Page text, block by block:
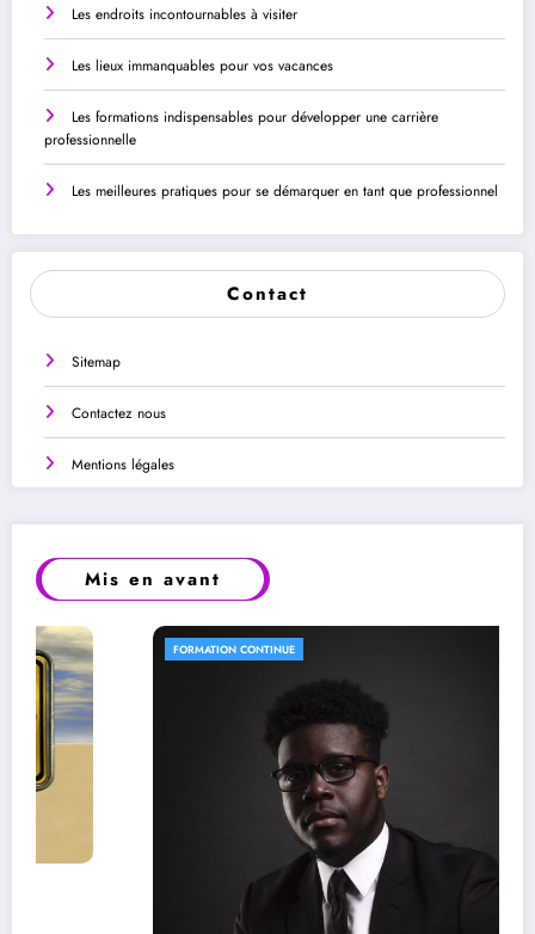
Les endroits incontournables à visiter
Les lieux immanquables pour vos vacances
Les formations indispensables pour développer une carrière
professionnelle
Les meilleures pratiques pour se démarquer en tant que professionnel
Contact
Sitemap
Contactez nous
Mentions légales
Mis en avant
FORMATION CONTINUE